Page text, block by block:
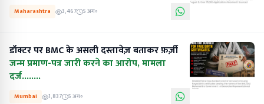
Maharashtra 3,467 5 अग॰
डॉक्टर पर BMC के असली दस्तावेज़ बताकर फ़र्ज़ी
जन्म प्रमाण-पत्र जारी करने का आरोप, मामला
दर्ज........
Mumbai 1,837 5 अग॰